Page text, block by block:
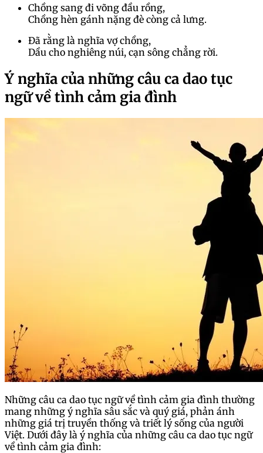
Chồng sang đi võng đầu rồng,
Chồng hèn gánh nặng đè còng cả lưng.
Đã rằng là nghĩa vợ chồng,
Dầu cho nghiêng núi, cạn sông chẳng rời.
Ý nghĩa của những câu ca dao tục
ngữ về tình cảm gia đình
Những câu ca dao tục ngữ về tình cảm gia đình thường
mang những ý nghĩa sâu sắc và quý giá, phản ánh
những giá trị truyền thống và triết lý sống của người
Việt. Dưới đây là ý nghĩa của những câu ca dao tục ngữ
về tình cảm gia đình: